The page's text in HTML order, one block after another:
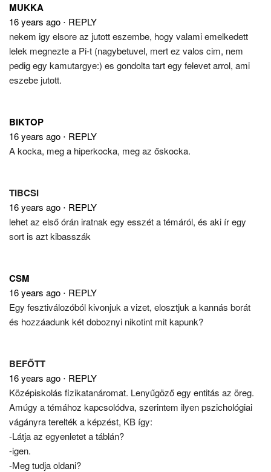
MUKKA
16 years ago ⋅ REPLY
nekem igy elsore az jutott eszembe, hogy valami emelkedett
lelek megnezte a Pi-t (nagybetuvel, mert ez valos cim, nem
pedig egy kamutargye:) es gondolta tart egy felevet arrol, ami
eszebe jutott.
BIKTOP
16 years ago ⋅ REPLY
A kocka, meg a hiperkocka, meg az őskocka.
TIBCSI
16 years ago ⋅ REPLY
lehet az első órán iratnak egy esszét a témáról, és aki ír egy
sort is azt kibasszák
CSM
16 years ago ⋅ REPLY
Egy fesztiválozóból kivonjuk a vizet, elosztjuk a kannás borát
és hozzáadunk két doboznyi nikotint mit kapunk?
BEFŐTT
16 years ago ⋅ REPLY
Középiskolás fizikatanáromat. Lenyűgöző egy entitás az öreg.
Amúgy a témához kapcsolódva, szerintem ilyen pszichológiai
vágányra terelték a képzést, KB így:
-Látja az egyenletet a táblán?
-igen.
-Meg tudja oldani?